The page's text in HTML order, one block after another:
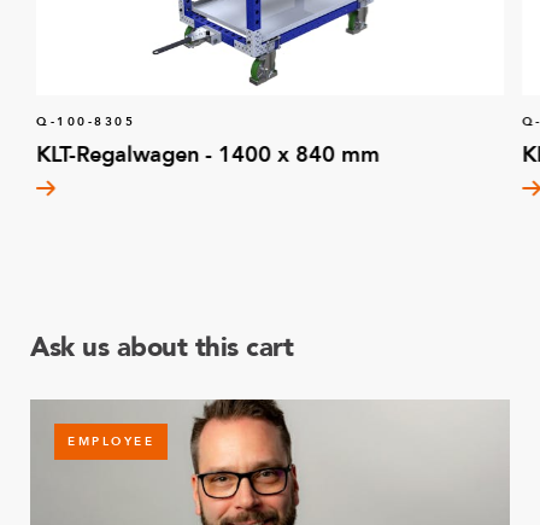
Q-100-8305
KLT-Regalwagen - 1400 x 840 mm
Ask us about this cart
EMPLOYEE